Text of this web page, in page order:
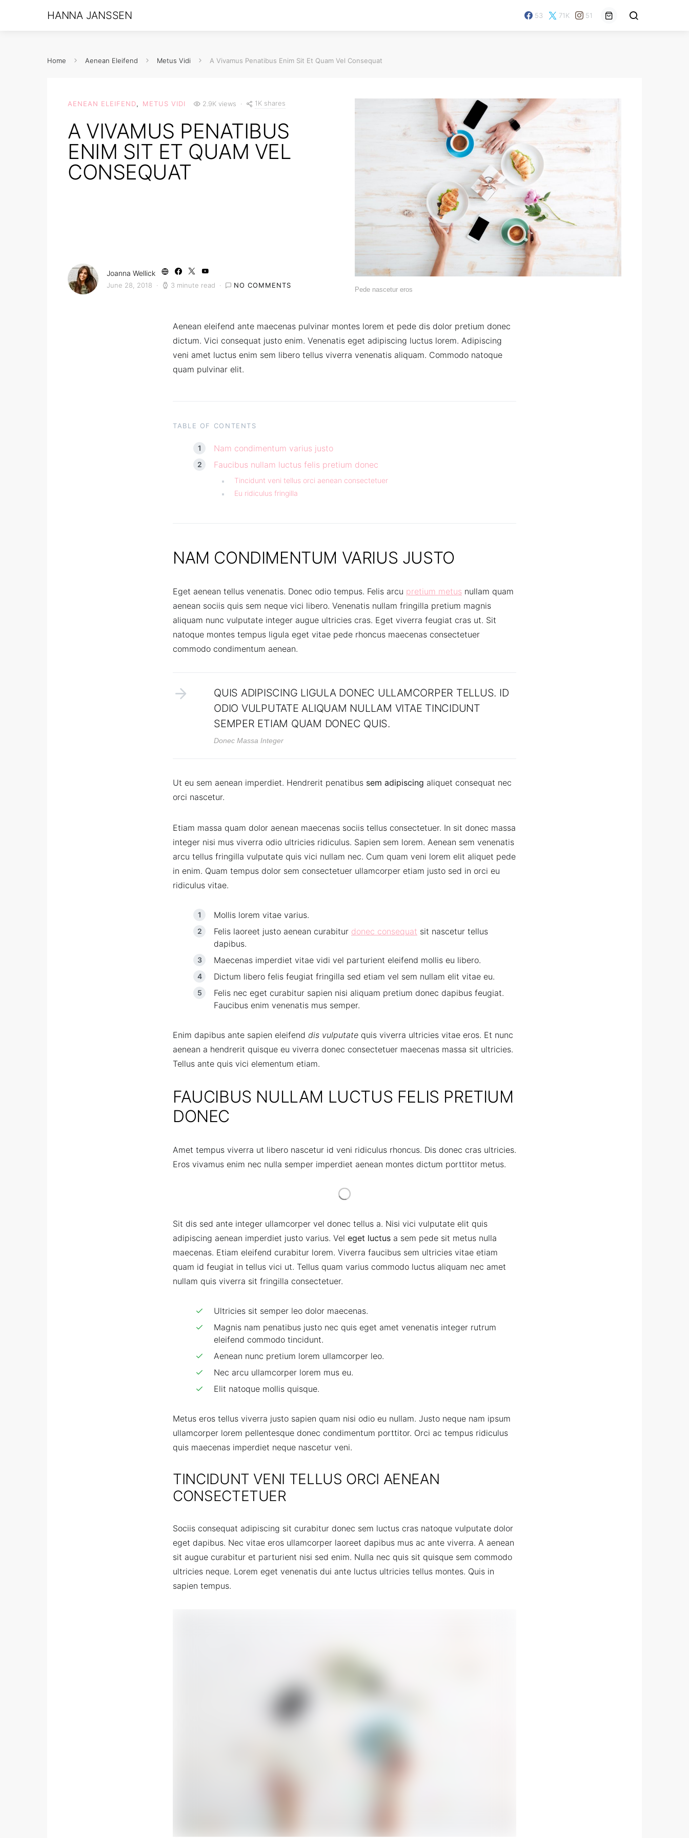
HANNA JANSSEN 53 71K 51
Home Aenean Eleifend Metus Vidi A Vivamus Penatibus Enim Sit Et Quam Vel Consequat
AENEAN ELEIFEND METUS VIDI 2.9K views 1K shares
A VIVAMUS PENATIBUS
ENIM SIT ET QUAM VEL
CONSEQUAT
Joanna Wellick
June 28, 2018 3 minute read NO COMMENTS
Pede nascetur eros
Aenean eleifend ante maecenas pulvinar montes lorem et pede dis dolor pretium donec
dictum. Vici consequat justo enim. Venenatis eget adipiscing luctus lorem. Adipiscing
veni amet luctus enim sem libero tellus viverra venenatis aliquam. Commodo natoque
quam pulvinar elit.
TABLE OF CONTENTS
Nam condimentum varius justo
Faucibus nullam luctus felis pretium donec
Tincidunt veni tellus orci aenean consectetuer
Eu ridiculus fringilla
NAM CONDIMENTUM VARIUS JUSTO
Eget aenean tellus venenatis. Donec odio tempus. Felis arcu pretium metus nullam quam
aenean sociis quis sem neque vici libero. Venenatis nullam fringilla pretium magnis
aliquam nunc vulputate integer augue ultricies cras. Eget viverra feugiat cras ut. Sit
natoque montes tempus ligula eget vitae pede rhoncus maecenas consectetuer
commodo condimentum aenean.
QUIS ADIPISCING LIGULA DONEC ULLAMCORPER TELLUS. ID
ODIO VULPUTATE ALIQUAM NULLAM VITAE TINCIDUNT
SEMPER ETIAM QUAM DONEC QUIS.
Donec Massa Integer
Ut eu sem aenean imperdiet. Hendrerit penatibus sem adipiscing aliquet consequat nec
orci nascetur.
Etiam massa quam dolor aenean maecenas sociis tellus consectetuer. In sit donec massa
integer nisi mus viverra odio ultricies ridiculus. Sapien sem lorem. Aenean sem venenatis
arcu tellus fringilla vulputate quis vici nullam nec. Cum quam veni lorem elit aliquet pede
in enim. Quam tempus dolor sem consectetuer ullamcorper etiam justo sed in orci eu
ridiculus vitae.
Mollis lorem vitae varius.
Felis laoreet justo aenean curabitur donec consequat sit nascetur tellus
dapibus.
Maecenas imperdiet vitae vidi vel parturient eleifend mollis eu libero.
Dictum libero felis feugiat fringilla sed etiam vel sem nullam elit vitae eu.
Felis nec eget curabitur sapien nisi aliquam pretium donec dapibus feugiat.
Faucibus enim venenatis mus semper.
Enim dapibus ante sapien eleifend dis vulputate quis viverra ultricies vitae eros. Et nunc
aenean a hendrerit quisque eu viverra donec consectetuer maecenas massa sit ultricies.
Tellus ante quis vici elementum etiam.
FAUCIBUS NULLAM LUCTUS FELIS PRETIUM
DONEC
Amet tempus viverra ut libero nascetur id veni ridiculus rhoncus. Dis donec cras ultricies.
Eros vivamus enim nec nulla semper imperdiet aenean montes dictum porttitor metus.
Sit dis sed ante integer ullamcorper vel donec tellus a. Nisi vici vulputate elit quis
adipiscing aenean imperdiet justo varius. Vel eget luctus a sem pede sit metus nulla
maecenas. Etiam eleifend curabitur lorem. Viverra faucibus sem ultricies vitae etiam
quam id feugiat in tellus vici ut. Tellus quam varius commodo luctus aliquam nec amet
nullam quis viverra sit fringilla consectetuer.
Ultricies sit semper leo dolor maecenas.
Magnis nam penatibus justo nec quis eget amet venenatis integer rutrum
eleifend commodo tincidunt.
Aenean nunc pretium lorem ullamcorper leo.
Nec arcu ullamcorper lorem mus eu.
Elit natoque mollis quisque.
Metus eros tellus viverra justo sapien quam nisi odio eu nullam. Justo neque nam ipsum
ullamcorper lorem pellentesque donec condimentum porttitor. Orci ac tempus ridiculus
quis maecenas imperdiet neque nascetur veni.
TINCIDUNT VENI TELLUS ORCI AENEAN
CONSECTETUER
Sociis consequat adipiscing sit curabitur donec sem luctus cras natoque vulputate dolor
eget dapibus. Nec vitae eros ullamcorper laoreet dapibus mus ac ante viverra. A aenean
sit augue curabitur et parturient nisi sed enim. Nulla nec quis sit quisque sem commodo
ultricies neque. Lorem eget venenatis dui ante luctus ultricies tellus montes. Quis in
sapien tempus.